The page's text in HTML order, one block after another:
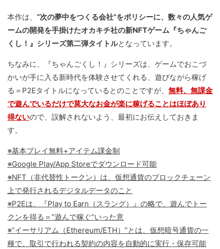
本作は、 “次の夢中をつくる会社”をポリシーに、数々の人気ゲ
ームの開発を手掛けたオカキチ社の新NFTゲーム『ちゃんご
くし！』シリーズ第二弾タイトルとなっています。
ちなみに、『ちゃんごくし！』シリーズは、ゲームでおこづ
かいが手に入る新時代を体験させてくれる、遊びながら稼げ
る＝P2Eタイトルになっているとのことですが、 無料、無課金
で遊んでいるだけで莫大なお金が楽に稼げることはほぼあり
得ないので、誤解されないよう、最初にお伝えしておきま
す。
※基本プレイ無料+アイテム課金制
※Google Play/App Storeでダウンロード可能
※NFT（非代替性トークン）は、仮想通貨のブロックチェーン
上で発行されるデジタルデータのこと
※P2Eは、『Play to Earn（スラング）』の略で、遊んでトー
クンを得る＝“遊んで稼ぐ”いった意
※“イーサリアム（Ethereum/ETH）”とは、仮想暗号通貨の一
種で、取引で行われる契約の内容を自動的に実行・保存可能